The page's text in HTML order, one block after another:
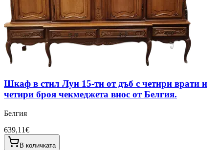
Шкаф в стил Луи 15-ти от дъб с четири врати и
четири броя чекмеджета внос от Белгия.
Белгия
639,11€
В количката